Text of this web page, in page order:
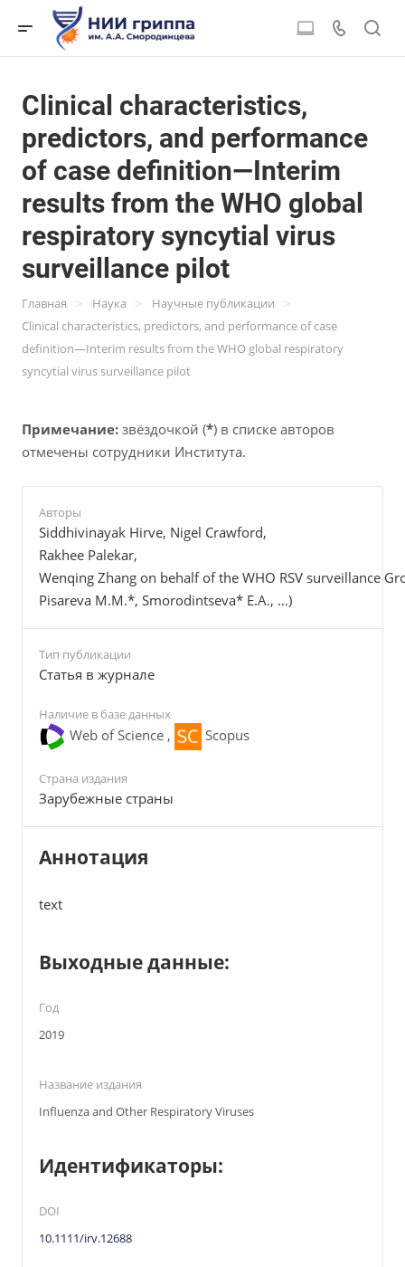
Clinical characteristics,
predictors, and performance
of case definition—Interim
results from the WHO global
respiratory syncytial virus
surveillance pilot
Главная > Наука > Научные публикации >
Clinical characteristics, predictors, and performance of case
definition—Interim results from the WHO global respiratory
syncytial virus surveillance pilot
Примечание: звёздочкой (*) в списке авторов
отмечены сотрудники Института.
Авторы
Siddhivinayak Hirve, Nigel Crawford,
Rakhee Palekar,
Wenqing Zhang on behalf of the WHO RSV surveillance
Pisareva M.M.*, Smorodintseva* E.A., …)
Тип публикации
Cтатья в журнале
Наличие в базе данных
Web of Science , Scopus
Страна издания
Зарубежные страны
Аннотация
text
Выходные данные:
Год
2019
Название издания
Influenza and Other Respiratory Viruses
Идентификаторы:
DOI
10.1111/irv.12688